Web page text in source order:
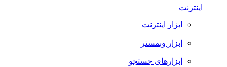
اینترنت
ابزار اینترنت
ابزار وبمستر
ابزارهای جستجو